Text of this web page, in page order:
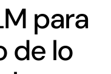
para
de lo